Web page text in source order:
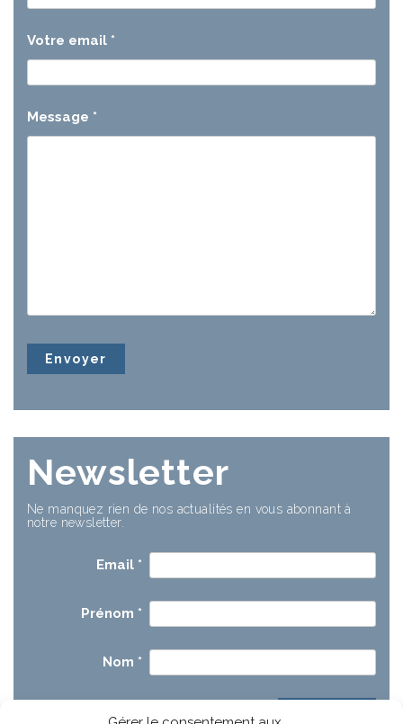
Votre email *
Message *
Newsletter
Ne manquez rien de nos actualités en vous abonnant à
notre newsletter.
Email *
Prénom *
Nom *